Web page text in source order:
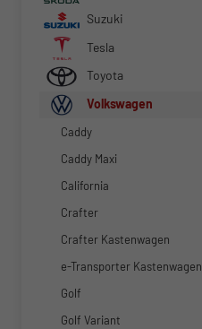
Suzuki
Tesla
Toyota
Volkswagen
Caddy
Caddy Maxi
California
Crafter
Crafter Kastenwagen
e-Transporter Kastenwagen
Golf
Golf Variant